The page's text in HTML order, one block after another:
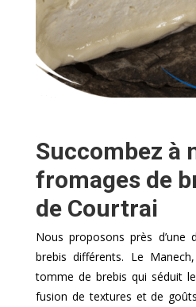
Succombez à
fromages de
de Courtrai
Nous proposons près d’une
brebis différents. Le
tomme de brebis qui séduit
fusion de textures et de